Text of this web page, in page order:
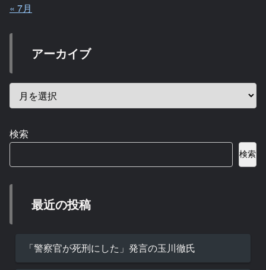
« 7月
アーカイブ
検索
検索
最近の投稿
「警察官が死刑にした」発言の玉川徹氏